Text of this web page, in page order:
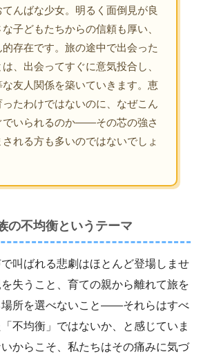
んばな少女。明るく面倒見が良
子どもたちからの信頼も厚い、
存在です。旅の途中で出会った
、出会ってすぐに意気投合し、
友人関係を築いていきます。恵
ったわけではないのに、なぜこん
でいられるのか――その芯の強さ
れる方も多いのではないでしょ
の不均衡というテーマ
叫ばれる悲劇はほとんど登場しませ
失うこと、育ての親から離れて旅を
場所を選べないこと――それらはすべ
不均衡」ではないか、と感じていま
からこそ、私たちはその痛みに気づ